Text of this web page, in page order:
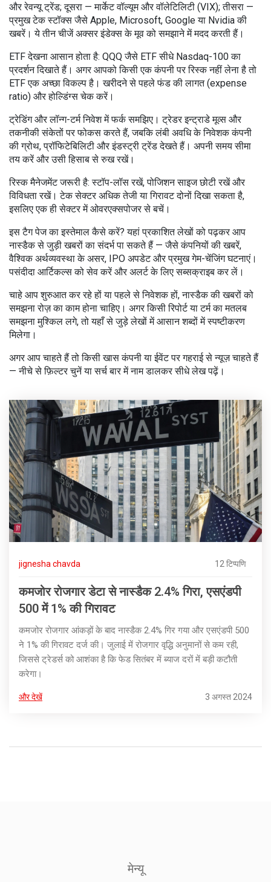
और रेवन्यू ट्रेंड; दूसरा — मार्केट वॉल्यूम और वॉलेटिलिटी (VIX); तीसरा —
प्रमुख टेक स्टॉक्स जैसे Apple, Microsoft, Google या Nvidia की
खबरें। ये तीन चीजें अक्सर इंडेक्स के मूव को समझाने में मदद करती हैं।
ETF देखना आसान होता है: QQQ जैसे ETF सीधे Nasdaq-100 का
प्रदर्शन दिखाते हैं। अगर आपको किसी एक कंपनी पर रिस्क नहीं लेना है तो
ETF एक अच्छा विकल्प है। खरीदने से पहले फंड की लागत (expense
ratio) और होल्डिंग्स चेक करें।
ट्रेडिंग और लॉन्ग-टर्म निवेश में फर्क समझिए। ट्रेडर इन्ट्राडे मूव्स और
तकनीकी संकेतों पर फोकस करते हैं, जबकि लंबी अवधि के निवेशक कंपनी
की ग्रोथ, प्रॉफिटेबिलिटी और इंडस्ट्री ट्रेंड देखते हैं। अपनी समय सीमा
तय करें और उसी हिसाब से रुख रखें।
रिस्क मैनेजमेंट जरूरी है: स्टॉप-लॉस रखें, पोजिशन साइज छोटी रखें और
विविधता रखें। टेक सेक्टर अधिक तेजी या गिरावट दोनों दिखा सकता है,
इसलिए एक ही सेक्टर में ओवरएक्सपोजर से बचें।
इस टैग पेज का इस्तेमाल कैसे करें? यहां प्रकाशित लेखों को पढ़कर आप
नास्डैक से जुड़ी खबरों का संदर्भ पा सकते हैं — जैसे कंपनियों की खबरें,
वैश्विक अर्थव्यवस्था के असर, IPO अपडेट और प्रमुख गेम-चेंजिंग घटनाएं।
पसंदीदा आर्टिकल्स को सेव करें और अलर्ट के लिए सब्सक्राइब कर लें।
चाहे आप शुरुआत कर रहे हों या पहले से निवेशक हों, नास्डैक की खबरों को
समझना रोज़ का काम होना चाहिए। अगर किसी रिपोर्ट या टर्म का मतलब
समझना मुश्किल लगे, तो यहाँ से जुड़े लेखों में आसान शब्दों में स्पष्टीकरण
मिलेगा।
अगर आप चाहते हैं तो किसी खास कंपनी या ईवेंट पर गहराई से न्यूज़ चाहते हैं
— नीचे से फ़िल्टर चुनें या सर्च बार में नाम डालकर सीधे लेख पढ़ें।
jignesha chavda 12 टिप्पणि
कमजोर रोजगार डेटा से नास्डैक 2.4% गिरा, एसएंडपी
500 में 1% की गिरावट
कमजोर रोजगार आंकड़ों के बाद नास्डैक 2.4% गिर गया और एसएंडपी 500
ने 1% की गिरावट दर्ज की। जुलाई में रोजगार वृद्धि अनुमानों से कम रही,
जिससे ट्रेडर्स को आशंका है कि फेड सितंबर में ब्याज दरों में बड़ी कटौती
करेगा।
और देखें 3 अगस्त 2024
मेन्यू